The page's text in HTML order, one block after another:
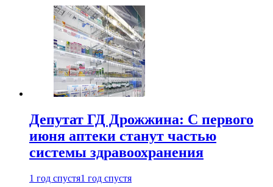
Депутат ГД Дрожжина: С первого
июня аптеки станут частью
системы здравоохранения
1 год спустя1 год спустя